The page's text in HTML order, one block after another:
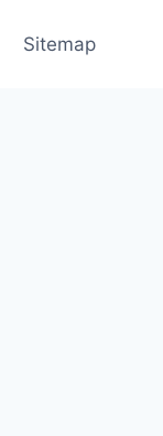
Sitemap